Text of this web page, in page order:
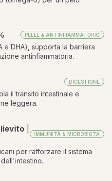
PELLE & ANTINFIAMMATORIO
e DHA), supporta la barriera
antinfiammatoria.
DIGESTIONE
il transito intestinale e
leggera.
IMMUNITÀ & MICROBIOTA
per rafforzare il sistema